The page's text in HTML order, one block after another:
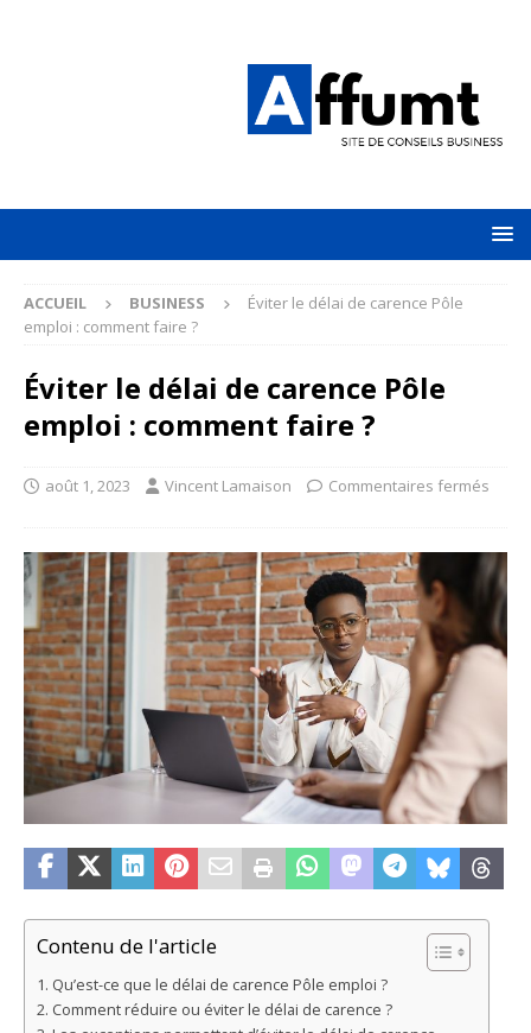
ACCUEIL BUSINESS
Éviter le délai de carence Pôle
emploi : comment faire ?
Éviter le délai de carence Pôle
emploi : comment faire ?
août 1, 2023 Vincent Lamaison Commentaires fermés
Contenu de l'article
Qu’est-ce que le délai de carence Pôle emploi ?
Comment réduire ou éviter le délai de carence ?